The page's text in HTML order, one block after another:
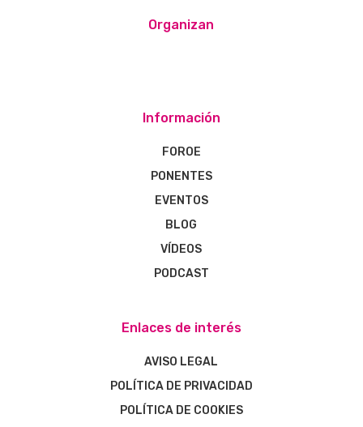
Organizan
Información
FOROE
PONENTES
EVENTOS
BLOG
VÍDEOS
PODCAST
Enlaces de interés
AVISO LEGAL
POLÍTICA DE PRIVACIDAD
POLÍTICA DE COOKIES